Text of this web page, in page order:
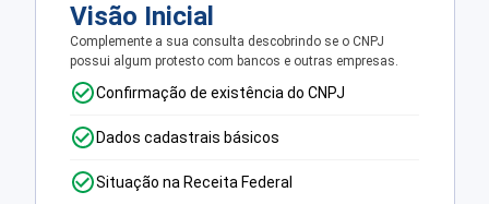
Visão Inicial
Complemente a sua consulta descobrindo se o CNPJ
possui algum protesto com bancos e outras empresas.
Confirmação de existência do CNPJ
Dados cadastrais básicos
Situação na Receita Federal